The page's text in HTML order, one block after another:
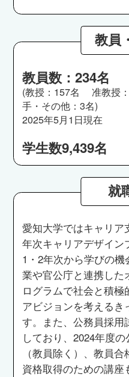
教員
教員数：234名
(教授：157名 准教
手・その他：3名)
2025年5月1日現在
学生数9,439名
就
愛知大学ではキャリ
年次キャリアデザイン
1・2年次から学びの
業や官公庁と連携し
ログラムで社会と積極
アビジョンを考える
す。また、公務員採用
しており、2024年度
（教員除く）、教員
資格取得のための講座